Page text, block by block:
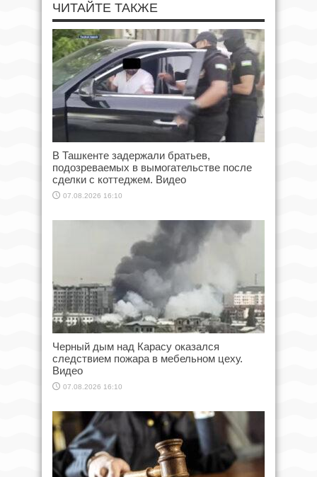
ЧИТАЙТЕ ТАКЖЕ
В Ташкенте задержали братьев,
подозреваемых в вымогательстве после
сделки с коттеджем. Видео
07.08.2026 16:10
Черный дым над Карасу оказался
следствием пожара в мебельном цеху.
Видео
07.08.2026 16:10